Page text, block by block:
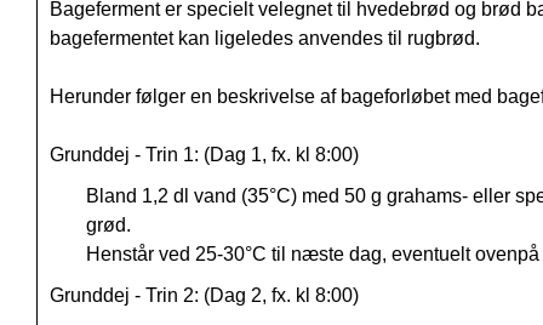
Bageferment er specielt velegnet til hvedebrød og brød
bagefermentet kan ligeledes anvendes til rugbrød.
Herunder følger en beskrivelse af bageforløbet med
Grunddej - Trin 1: (Dag 1, fx. kl 8:00)
Bland 1,2 dl vand (35°C) med 50 g grahams- eller
grød.
Henstår ved 25-30°C til næste dag, eventuelt
Grunddej - Trin 2: (Dag 2, fx. kl 8:00)